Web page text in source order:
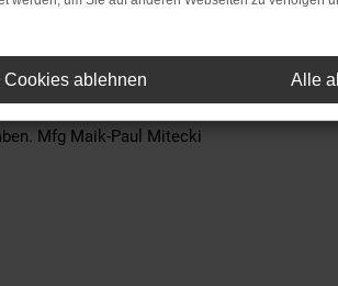
an Herrn Kevin Lobsch. Ihr Mitarbeiter
Mfg Maik-Paul Mitecki
Cookies ablehnen Alle